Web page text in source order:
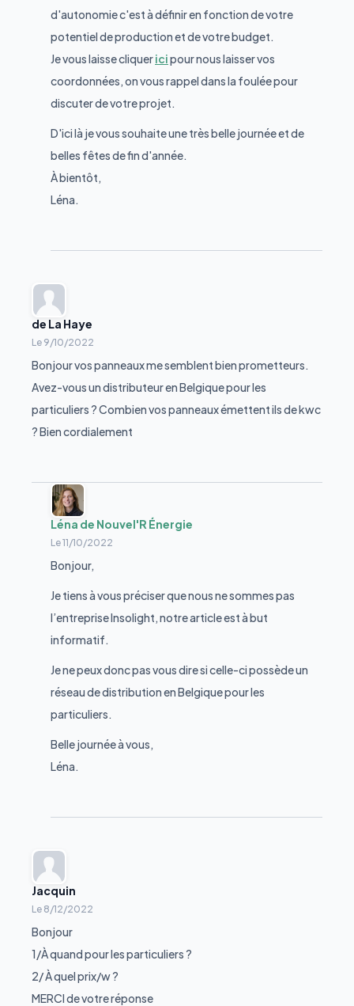
d'autonomie c'est à définir en fonction de votre
potentiel de production et de votre budget.
Je vous laisse cliquericipour nous laisser vos
coordonnées, on vous rappel dans la foulée pour
discuter de votre projet.
D'ici là je vous souhaite une très belle journée et de
belles fêtes de fin d'année.
À bientôt,
Léna.
de La Haye
Le 9/10/2022
Bonjour vos panneaux me semblent bien prometteurs.
Avez-vous un distributeur en Belgique pour les
particuliers ? Combien vos panneaux émettent ils de kwc
? Bien cordialement
Léna de Nouvel'R Énergie
Le11/10/2022
Bonjour,
Je tiens à vous préciser que nous ne sommes pas
l’entreprise Insolight, notre article est à but
informatif.
Je ne peux donc pas vous dire si celle-ci possède un
réseau de distribution en Belgique pour les
particuliers.
Belle journée à vous,
Léna.
Jacquin
Le 8/12/2022
Bonjour
1/À quand pour les particuliers ?
2/ À quel prix/w ?
MERCI de votre réponse